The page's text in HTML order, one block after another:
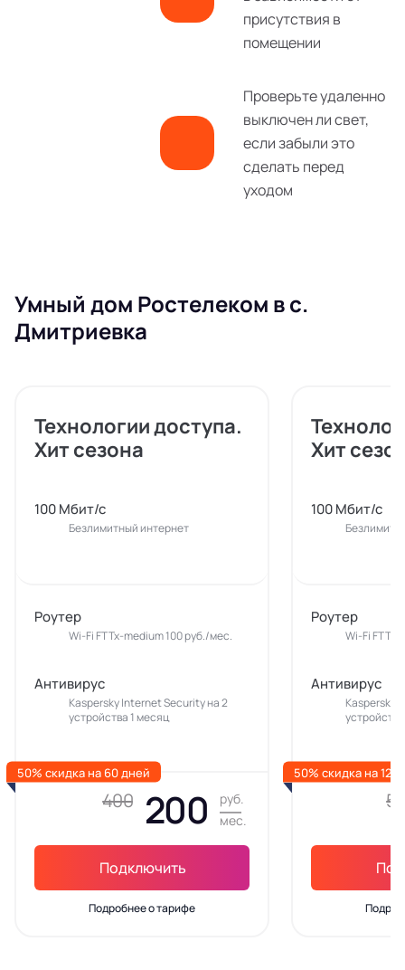
присутствия в
помещении
Проверьте удаленно
выключен ли свет,
если забыли это
сделать перед
уходом
Умный дом Ростелеком в с.
Дмитриевка
Технологии доступа.
Хит сезона
100 Мбит/с
Безлимитный интернет
Роутер
Wi-Fi FTTx-medium 100 руб./мес.
Антивирус
Kaspersky Internet Security на 2
устройства 1 месяц
400 200
руб.
мес.
Подключить
Подробнее о тарифе
50% скидка на 60 дней
Хит
100 Мбит/с
Роутер
Wi-Fi
Антивирус
Kaspersky
50% скидка на 120